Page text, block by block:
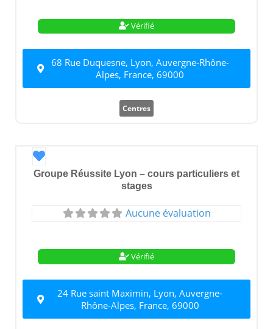
Vérifié
68 Rue Duquesne, Lyon, Auvergne-Rhône-
Alpes, France, 69000
Centres
Favori
Groupe Réussite Lyon – cours particuliers et
stages
Aucune évaluation
Vérifié
24 Rue saint Maximin, Lyon, Auvergne-
Rhône-Alpes, France, 69000